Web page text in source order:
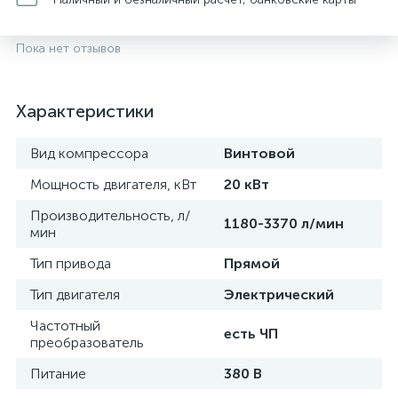
Пока нет отзывов
Характеристики
Вид компрессора
Винтовой
Мощность двигателя, кВт
20 кВт
Производительность, л/
мин
1180-3370 л/мин
Тип привода
Прямой
Тип двигателя
Электрический
Частотный
преобразователь
есть ЧП
Питание
380 В